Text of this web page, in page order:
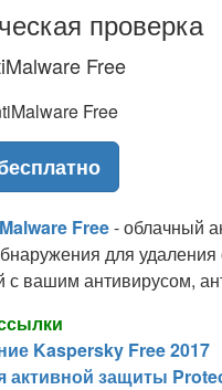
проверка
Free
Free- облачный
для
с вашим антивирусом,
Kaspersky Free 2017
активной защиты